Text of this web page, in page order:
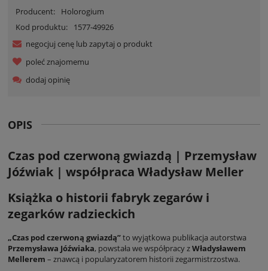
Producent:
Holorogium
Kod produktu:
1577-49926
negocjuj cenę lub zapytaj o produkt
poleć znajomemu
dodaj opinię
OPIS
Czas pod czerwoną gwiazdą | Przemysław
Jóźwiak | współpraca Władysław Meller
Książka o historii fabryk zegarów i
zegarków radzieckich
„Czas pod czerwoną gwiazdą”to wyjątkowa publikacja autorstwa
Przemysława Jóźwiaka, powstała we współpracy zWładysławem
Mellerem – znawcą i popularyzatorem historii zegarmistrzostwa.